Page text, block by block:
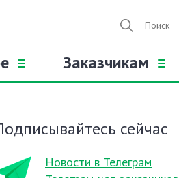
Заказчикам
сейчас
Новости в Телеграм